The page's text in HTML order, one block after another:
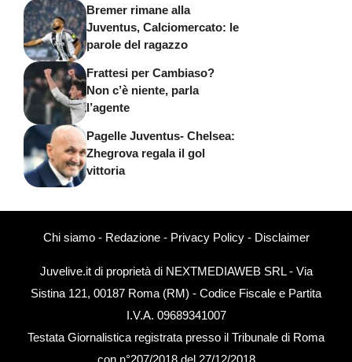
Bremer rimane alla
Juventus, Calciomercato: le
parole del ragazzo
Frattesi per Cambiaso?
Non c’è niente, parla
l’agente
Pagelle Juventus- Chelsea:
Zhegrova regala il gol
vittoria
Chi siamo- Redazione- Privacy Policy- Disclaimer
Juvelive.it di proprietà di NEXTMEDIAWEB SRL - Via
Sistina 121, 00187 Roma (RM) - Codice Fiscale e Partita
I.V.A. 09689341007
Testata Giornalistica registrata presso il Tribunale di Roma
con n°207/2018 del 27/12/2018